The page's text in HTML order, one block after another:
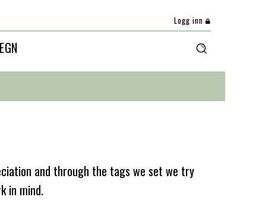
Logg inn
and through the tags we set we try
in mind.